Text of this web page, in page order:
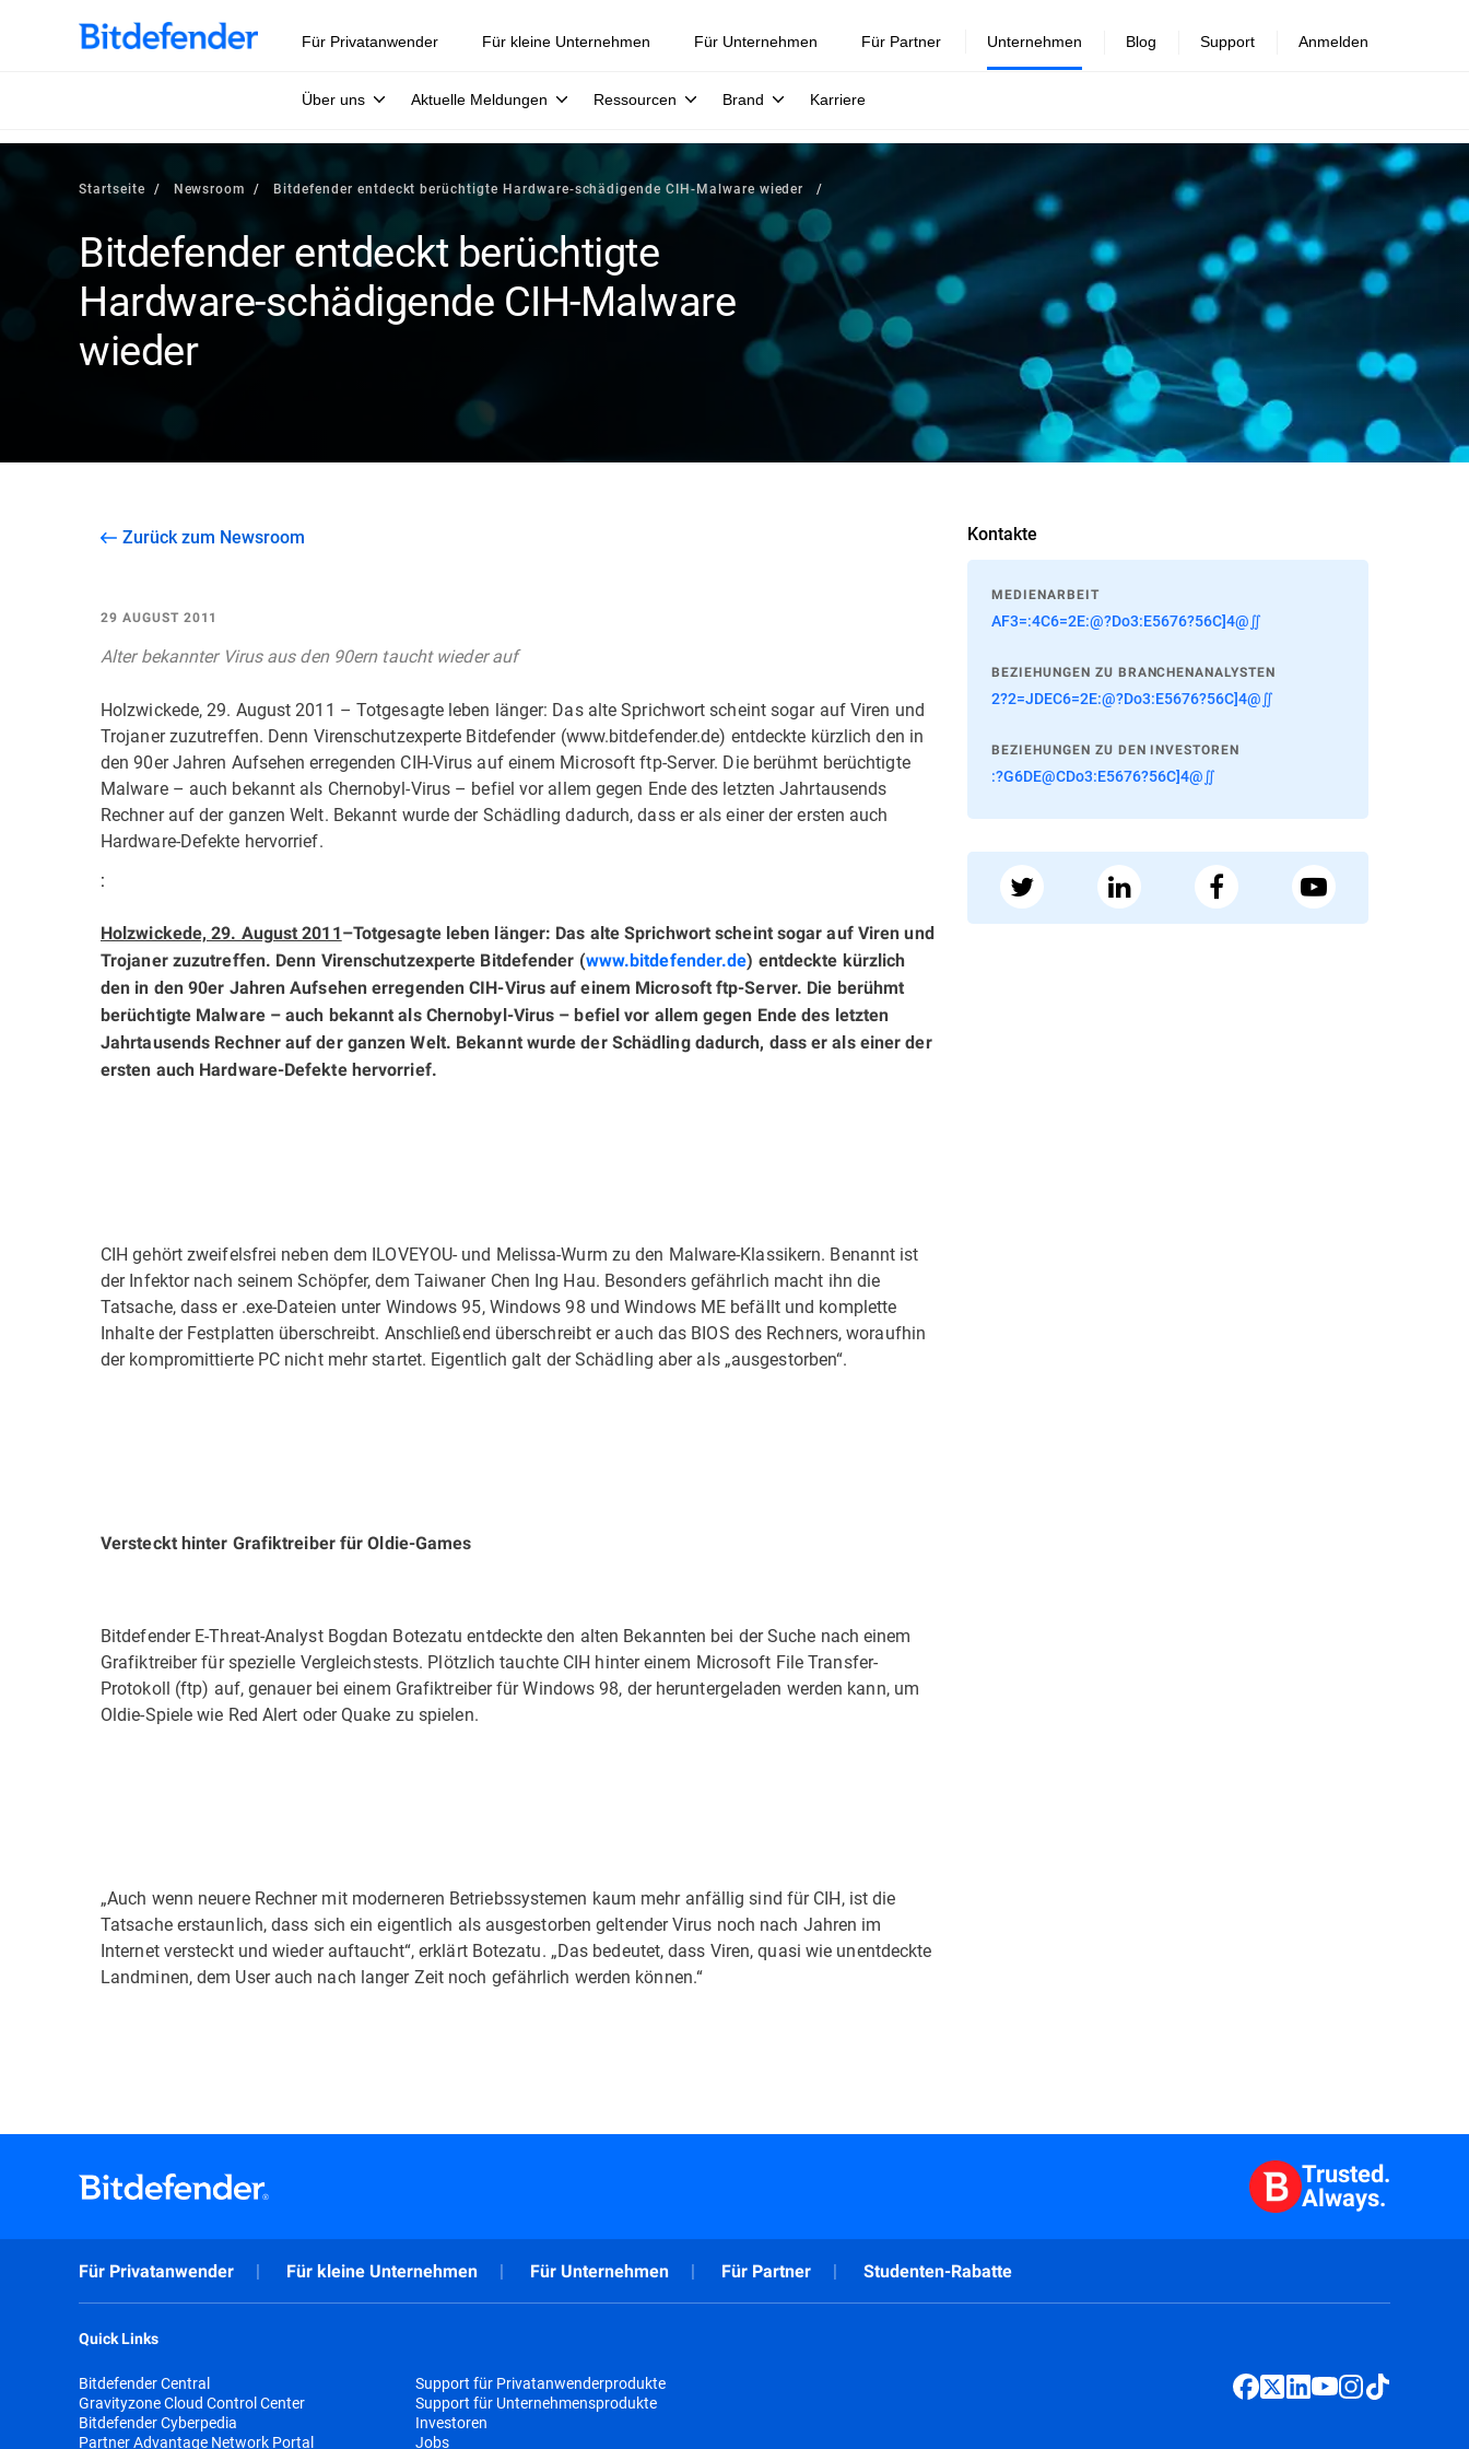
Für Privatanwender Für kleine Unternehmen Für Unternehmen Für Partner Unternehmen
Über uns Aktuelle Meldungen Ressourcen Brand Karriere
Blog Support Anmelden
Startseite Newsroom Bitdefender entdeckt berüchtigte Hardware-schädigende CIH-Malware wieder
Bitdefender entdeckt berüchtigte
Hardware-schädigende CIH-Malware
wieder
Zurück zum Newsroom
29 AUGUST 2011
Alter bekannter Virus aus den 90ern taucht wieder auf
Holzwickede, 29. August 2011 – Totgesagte leben länger: Das alte Sprichwort scheint sogar auf Viren und
Trojaner zuzutreffen. Denn Virenschutzexperte Bitdefender (www.bitdefender.de) entdeckte kürzlich den in
den 90er Jahren Aufsehen erregenden CIH-Virus auf einem Microsoft ftp-Server. Die berühmt berüchtigte
Malware – auch bekannt als Chernobyl-Virus – befiel vor allem gegen Ende des letzten Jahrtausends
Rechner auf der ganzen Welt. Bekannt wurde der Schädling dadurch, dass er als einer der ersten auch
Hardware-Defekte hervorrief.
:
Holzwickede, 29. August 2011–Totgesagte leben länger: Das alte Sprichwort scheint sogar auf Viren und
Trojaner zuzutreffen. Denn Virenschutzexperte Bitdefender (www.bitdefender.de) entdeckte kürzlich
den in den 90er Jahren Aufsehen erregenden CIH-Virus auf einem Microsoft ftp-Server. Die berühmt
berüchtigte Malware – auch bekannt als Chernobyl-Virus – befiel vor allem gegen Ende des letzten
Jahrtausends Rechner auf der ganzen Welt. Bekannt wurde der Schädling dadurch, dass er als einer der
ersten auch Hardware-Defekte hervorrief.
CIH gehört zweifelsfrei neben dem ILOVEYOU- und Melissa-Wurm zu den Malware-Klassikern. Benannt ist
der Infektor nach seinem Schöpfer, dem Taiwaner Chen Ing Hau. Besonders gefährlich macht ihn die
Tatsache, dass er .exe-Dateien unter Windows 95, Windows 98 und Windows ME befällt und komplette
Inhalte der Festplatten überschreibt. Anschließend überschreibt er auch das BIOS des Rechners, woraufhin
der kompromittierte PC nicht mehr startet. Eigentlich galt der Schädling aber als „ausgestorben“.
Versteckt hinter Grafiktreiber für Oldie-Games
Bitdefender E-Threat-Analyst Bogdan Botezatu entdeckte den alten Bekannten bei der Suche nach einem
Grafiktreiber für spezielle Vergleichstests. Plötzlich tauchte CIH hinter einem Microsoft File Transfer-
Protokoll (ftp) auf, genauer bei einem Grafiktreiber für Windows 98, der heruntergeladen werden kann, um
Oldie-Spiele wie Red Alert oder Quake zu spielen.
„Auch wenn neuere Rechner mit moderneren Betriebssystemen kaum mehr anfällig sind für CIH, ist die
Tatsache erstaunlich, dass sich ein eigentlich als ausgestorben geltender Virus noch nach Jahren im
Internet versteckt und wieder auftaucht“, erklärt Botezatu. „Das bedeutet, dass Viren, quasi wie unentdeckte
Landminen, dem User auch nach langer Zeit noch gefährlich werden können.“
Kontakte
MEDIENARBEIT
AF3=:4C6=2E:@?Do3:E5676?56C]4@∬
BEZIEHUNGEN ZU BRANCHENANALYSTEN
2?2=JDEC6=2E:@?Do3:E5676?56C]4@∬
BEZIEHUNGEN ZU DEN INVESTOREN
:?G6DE@CDo3:E5676?56C]4@∬
Trusted.
Always.
Für Privatanwender Für kleine Unternehmen Für Unternehmen Für Partner Studenten-Rabatte
Quick Links
Bitdefender Central
Gravityzone Cloud Control Center
Bitdefender Cyberpedia
Partner Advantage Network Portal
Support für Privatanwenderprodukte
Support für Unternehmensprodukte
Investoren
Jobs